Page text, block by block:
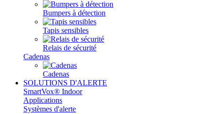
Bumpers à détection
Tapis sensibles
Relais de sécurité
Cadenas
Cadenas
SOLUTIONS D'ALERTE
SmartVox® Indoor
Applications
Systèmes d'alerte